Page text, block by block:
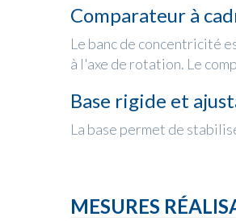
Comparateur à
Le banc de concentricité
à l'axe de rotation. Le
Base rigide et
La base permet de
MESURES